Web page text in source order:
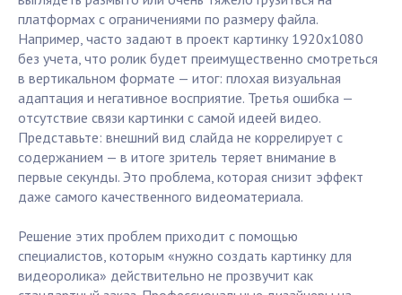
платформах с ограничениями по размеру файла.
Например, часто задают в проект картинку 1920x1080
без учета, что ролик будет преимущественно смотреться
в вертикальном формате — итог: плохая визуальная
адаптация и негативное восприятие. Третья ошибка —
отсутствие связи картинки с самой идеей видео.
Представьте: внешний вид слайда не коррелирует с
содержанием — в итоге зритель теряет внимание в
первые секунды. Это проблема, которая снизит эффект
даже самого качественного видеоматериала.
Решение этих проблем приходит с помощью
специалистов, которым «нужно создать картинку для
видеоролика» действительно не прозвучит как